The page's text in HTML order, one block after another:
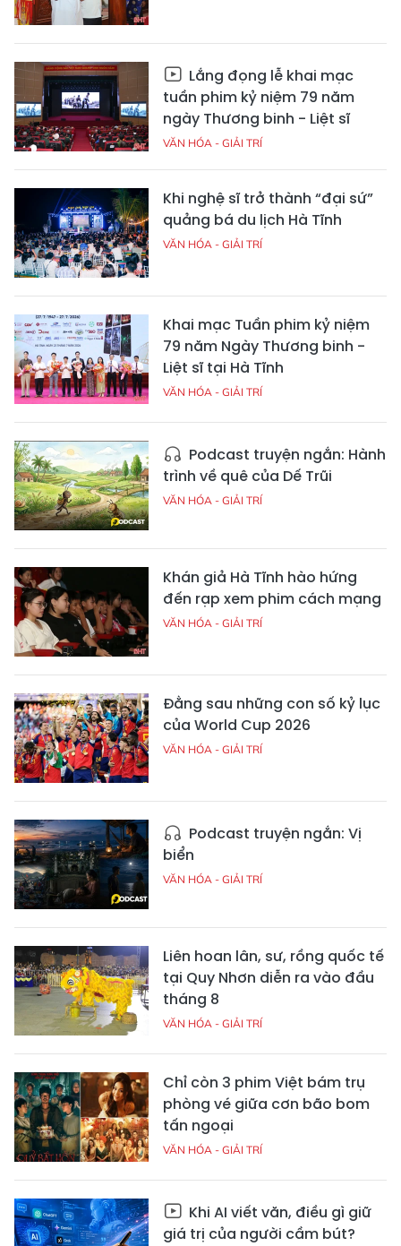
Lắng đọng lễ khai mạc
tuần phim kỷ niệm 79 năm
ngày Thương binh - Liệt sĩ
VĂN HÓA - GIẢI TRÍ
Khi nghệ sĩ trở thành “đại sứ”
quảng bá du lịch Hà Tĩnh
VĂN HÓA - GIẢI TRÍ
Khai mạc Tuần phim kỷ niệm
79 năm Ngày Thương binh -
Liệt sĩ tại Hà Tĩnh
VĂN HÓA - GIẢI TRÍ
Podcast truyện ngắn: Hành
trình về quê của Dế Trũi
VĂN HÓA - GIẢI TRÍ
Khán giả Hà Tĩnh hào hứng
đến rạp xem phim cách mạng
VĂN HÓA - GIẢI TRÍ
Đằng sau những con số kỷ lục
của World Cup 2026
VĂN HÓA - GIẢI TRÍ
Podcast truyện ngắn: Vị
biển
VĂN HÓA - GIẢI TRÍ
Liên hoan lân, sư, rồng quốc tế
tại Quy Nhơn diễn ra vào đầu
tháng 8
VĂN HÓA - GIẢI TRÍ
Chỉ còn 3 phim Việt bám trụ
phòng vé giữa cơn bão bom
tấn ngoại
VĂN HÓA - GIẢI TRÍ
Khi AI viết văn, điều gì giữ
giá trị của người cầm bút?